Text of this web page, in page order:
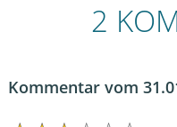
2
Kommentar vom